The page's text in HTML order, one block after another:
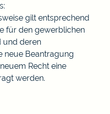
gilt entsprechend
für den gewerblichen
und deren
neue Beantragung
Recht eine
werden.